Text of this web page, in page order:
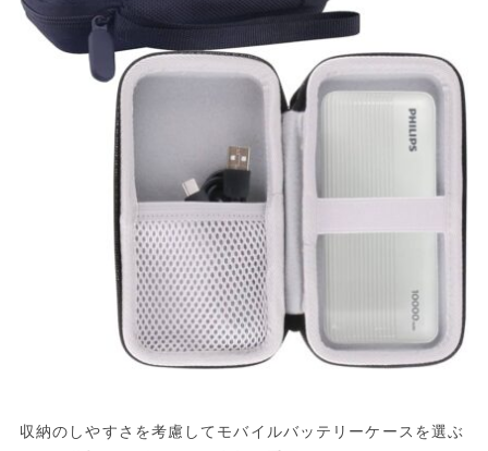
収納のしやすさを考慮してモバイルバッテリーケースを選ぶ